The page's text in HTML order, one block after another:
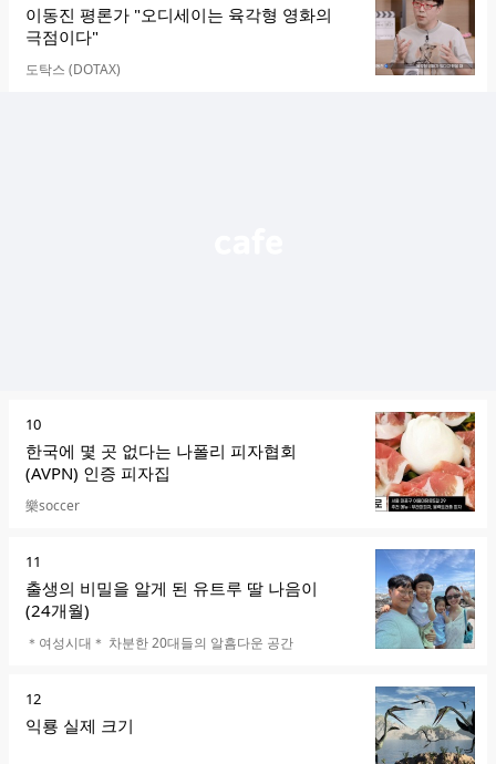
위
이동진 평론가 "오디세이는 육각형 영화의
극점이다"
카페명
도탁스 (DOTAX)
순
위
10
한국에 몇 곳 없다는 나폴리 피자협회
(AVPN) 인증 피자집
카페명
樂soccer
순
위
11
출생의 비밀을 알게 된 유트루 딸 나음이
(24개월)
카페명
＊여성시대＊ 차분한 20대들의 알흠다운 공간
순
위
12
익룡 실제 크기